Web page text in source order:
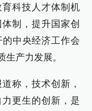
科技人才体制机
制，提升国家创
中央经济工作会
产力发展。
称，技术创新，
更生的创新，是